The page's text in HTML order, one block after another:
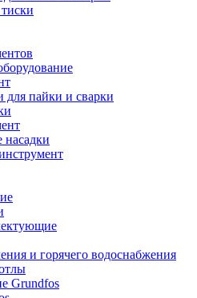
пайки и сварки
насадки
и горячего водоснабжения
Grundfos